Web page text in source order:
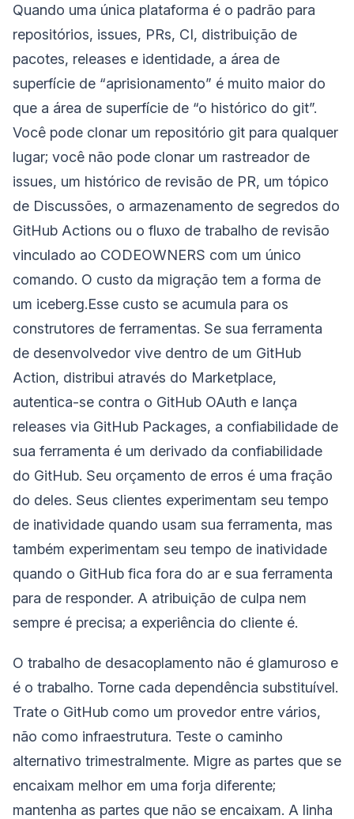
Quando uma única plataforma é o padrão para
repositórios, issues, PRs, CI, distribuição de
pacotes, releases e identidade, a área de
superfície de “aprisionamento” é muito maior do
que a área de superfície de “o histórico do git”.
Você pode clonar um repositório git para qualquer
lugar; você não pode clonar um rastreador de
issues, um histórico de revisão de PR, um tópico
de Discussões, o armazenamento de segredos do
GitHub Actions ou o fluxo de trabalho de revisão
vinculado ao CODEOWNERS com um único
comando. O custo da migração tem a forma de
um iceberg.Esse custo se acumula para os
construtores de ferramentas. Se sua ferramenta
de desenvolvedor vive dentro de um GitHub
Action, distribui através do Marketplace,
autentica-se contra o GitHub OAuth e lança
releases via GitHub Packages, a confiabilidade de
sua ferramenta é um derivado da confiabilidade
do GitHub. Seu orçamento de erros é uma fração
do deles. Seus clientes experimentam seu tempo
de inatividade quando usam sua ferramenta, mas
também experimentam seu tempo de inatividade
quando o GitHub fica fora do ar e sua ferramenta
para de responder. A atribuição de culpa nem
sempre é precisa; a experiência do cliente é.
O trabalho de desacoplamento não é glamuroso e
é o trabalho. Torne cada dependência substituível.
Trate o GitHub como um provedor entre vários,
não como infraestrutura. Teste o caminho
alternativo trimestralmente. Migre as partes que se
encaixam melhor em uma forja diferente;
mantenha as partes que não se encaixam. A linha